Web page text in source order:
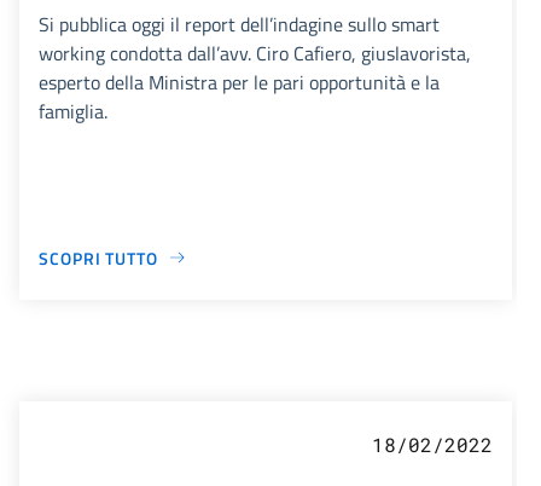
Si pubblica oggi il report dell’indagine sullo smart
working condotta dall’avv. Ciro Cafiero, giuslavorista,
esperto della Ministra per le pari opportunità e la
famiglia.
SCOPRI TUTTO
18/02/2022